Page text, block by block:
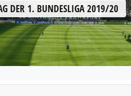
DER 1. BUNDESLIGA 2019/20